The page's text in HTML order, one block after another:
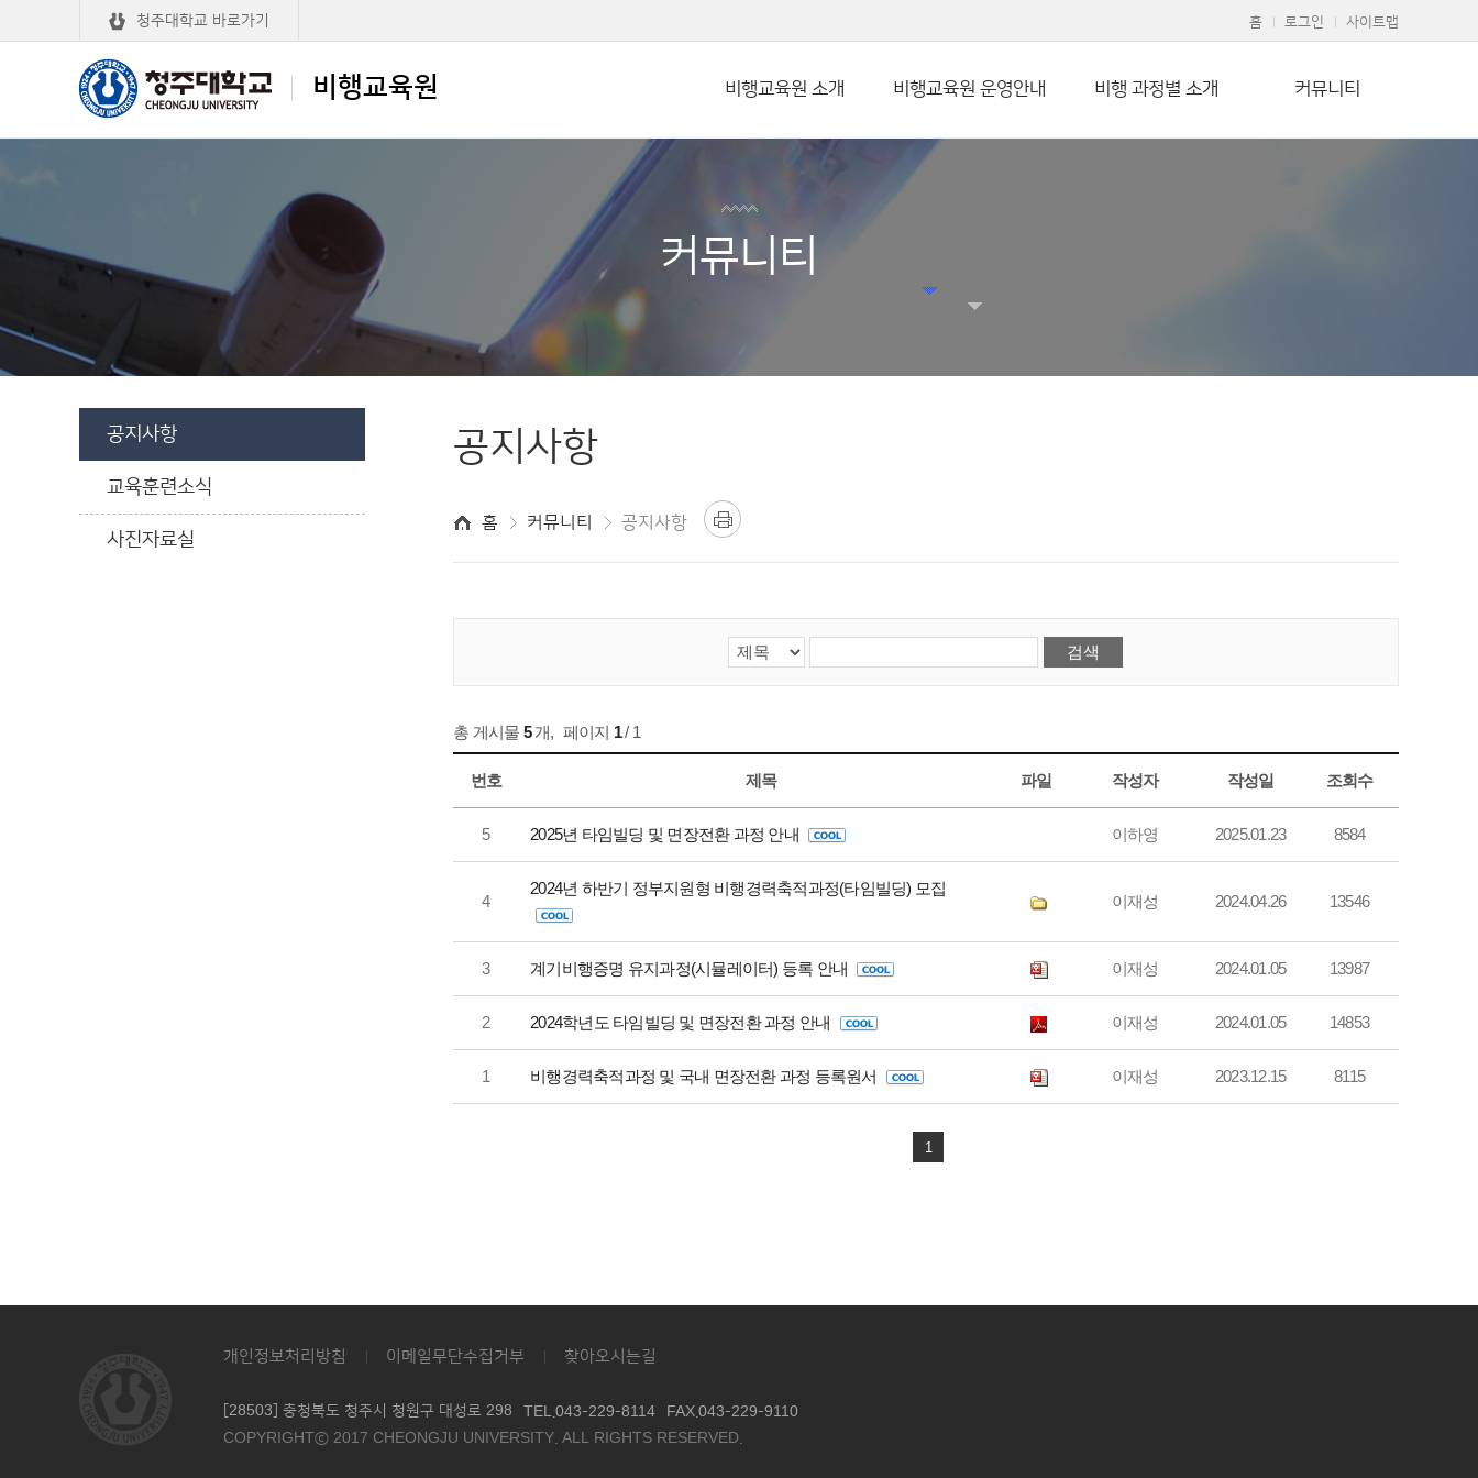
비행교육원
청주대학교 바로가기 홈 로그인 사이트맵
청주대학교
비행교육원
비행교육원 소개 비행교육원 운영안내 비행 과정별 소개 커뮤니티
커뮤니티
공지사항
교육훈련소식
사진자료실
공지사항
홈 커뮤니티 공지사항
총 게시물 5개, 페이지 1/ 1
번호 제목 파일 작성자 작성일 조회수
5 2025년 타임빌딩 및 면장전환 과정 안내 이하영 2025.01.23 8584
4
2024년 하반기 정부지원형 비행경력축적과정(타임빌딩) 모집
이재성 2024.04.26 13546
3 계기비행증명 유지과정(시뮬레이터) 등록 안내 이재성 2024.01.05 13987
2 2024학년도 타임빌딩 및 면장전환 과정 안내 이재성 2024.01.05 14853
1 비행경력축적과정 및 국내 면장전환 과정 등록원서 이재성 2023.12.15 8115
1
개인정보처리방침 이메일무단수집거부 찾아오시는길
[28503] 충청북도 청주시 청원구 대성로 298 TEL.043-229-8114
FAX.043-229-9110
COPYRIGHTⓒ 2017 CHEONGJU UNIVERSITY. ALL RIGHTS RESERVED.